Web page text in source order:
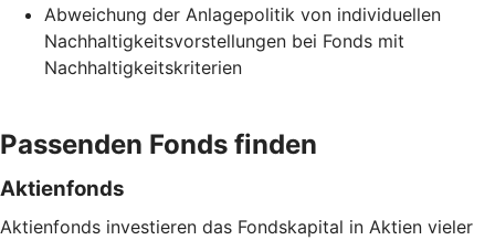
Abweichung der Anlagepolitik von individuellen
Nachhaltigkeitsvorstellungen bei Fonds mit
Nachhaltigkeitskriterien
Passenden Fonds finden
Aktienfonds
Aktienfonds investieren das Fondskapital in Aktien vieler